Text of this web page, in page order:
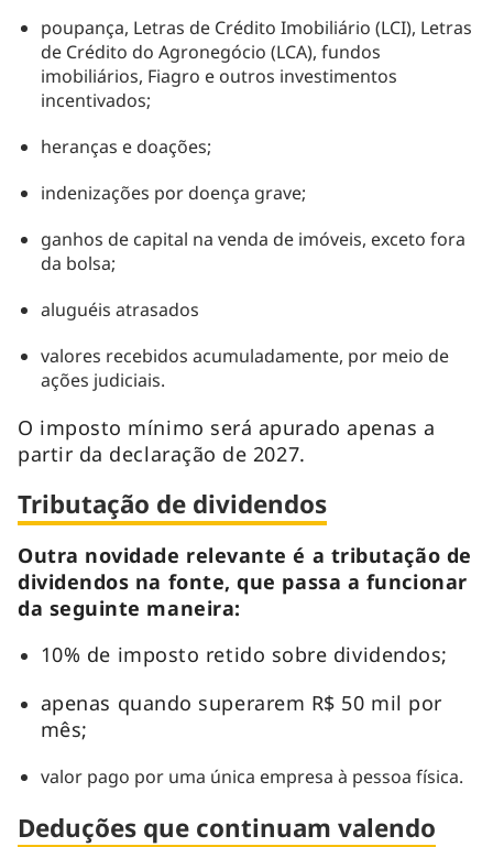
poupança, Letras de Crédito Imobiliário (LCI), Letras
de Crédito do Agronegócio (LCA), fundos
imobiliários, Fiagro e outros investimentos
incentivados;
heranças e doações;
indenizações por doença grave;
ganhos de capital na venda de imóveis, exceto fora
da bolsa;
aluguéis atrasados
valores recebidos acumuladamente, por meio de
ações judiciais.
O imposto mínimo será apurado apenas a
partir da declaração de 2027.
Tributação de dividendos
Outra novidade relevante é a tributação de
dividendos na fonte, que passa a funcionar
da seguinte maneira:
10% de imposto retido sobre dividendos;
apenas quando superarem R$ 50 mil por
mês;
valor pago por uma única empresa à pessoa física.
Deduções que continuam valendo